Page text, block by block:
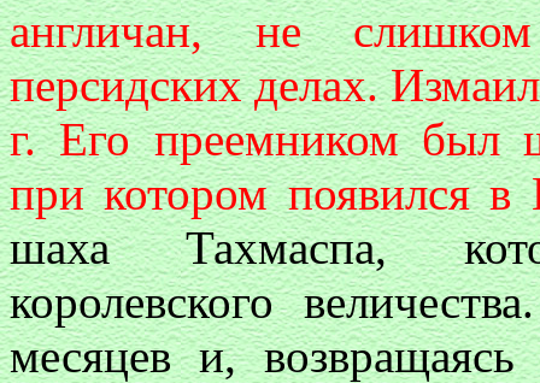
англичан, не
персидских делах.
г. Его преемником был
при котором появился
шаха Тахмаспа,
королевского
месяцев и,